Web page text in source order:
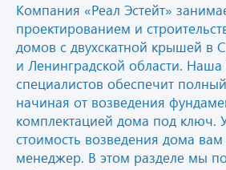
Компания «Реал Эстейт»
проектированием и
домов с двухскатной крышей в
и Ленинградской области. Наша
специалистов обеспечит
начиная от возведения
комплектацией дома под ключ.
стоимость возведения дома
менеджер. В этом разделе мы